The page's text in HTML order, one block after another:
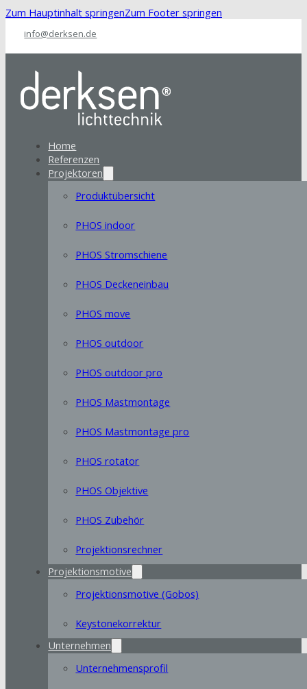
Zum Hauptinhalt springenZum Footer springen
info@derksen.de
Home
Referenzen
Projektoren
Produktübersicht
PHOS indoor
PHOS Stromschiene
PHOS Deckeneinbau
PHOS move
PHOS outdoor
PHOS outdoor pro
PHOS Mastmontage
PHOS Mastmontage pro
PHOS rotator
PHOS Objektive
PHOS Zubehör
Projektionsrechner
Projektionsmotive
Projektionsmotive (Gobos)
Keystonekorrektur
Unternehmen
Unternehmensprofil